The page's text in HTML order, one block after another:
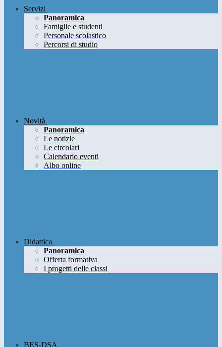
Servizi
Panoramica
Famiglie e studenti
Personale scolastico
Percorsi di studio
Novità
Panoramica
Le notizie
Le circolari
Calendario eventi
Albo online
Didattica
Panoramica
Offerta formativa
I progetti delle classi
BES-DSA